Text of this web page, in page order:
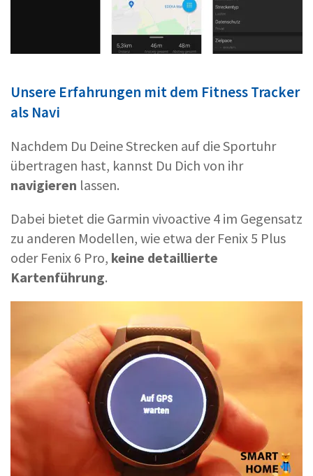
Unsere Erfahrungen mit dem Fitness Tracker
als Navi
Nachdem Du Deine Strecken auf die Sportuhr
übertragen hast, kannst Du Dich von ihr
navigieren lassen.
Dabei bietet die Garmin vivoactive 4 im Gegensatz
zu anderen Modellen, wie etwa der Fenix 5 Plus
oder Fenix 6 Pro, keine detaillierte
Kartenführung.